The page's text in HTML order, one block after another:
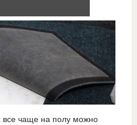
чаще на полу можно